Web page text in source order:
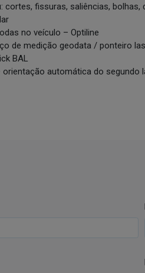
cortes, fissuras, saliências, bolhas,
no veículo – Optiline
de medição geodata / ponteiro
BAL
automática do segundo